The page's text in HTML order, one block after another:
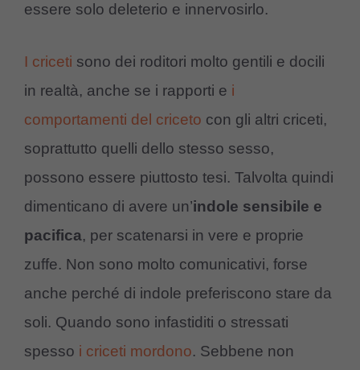
essere solo deleterio e innervosirlo.
I criceti sono dei roditori molto gentili e docili
in realtà, anche se i rapporti e i
comportamenti del criceto con gli altri criceti,
soprattutto quelli dello stesso sesso,
possono essere piuttosto tesi. Talvolta quindi
dimenticano di avere un’indole sensibile e
pacifica, per scatenarsi in vere e proprie
zuffe. Non sono molto comunicativi, forse
anche perché di indole preferiscono stare da
soli. Quando sono infastiditi o stressati
spesso i criceti mordono. Sebbene non